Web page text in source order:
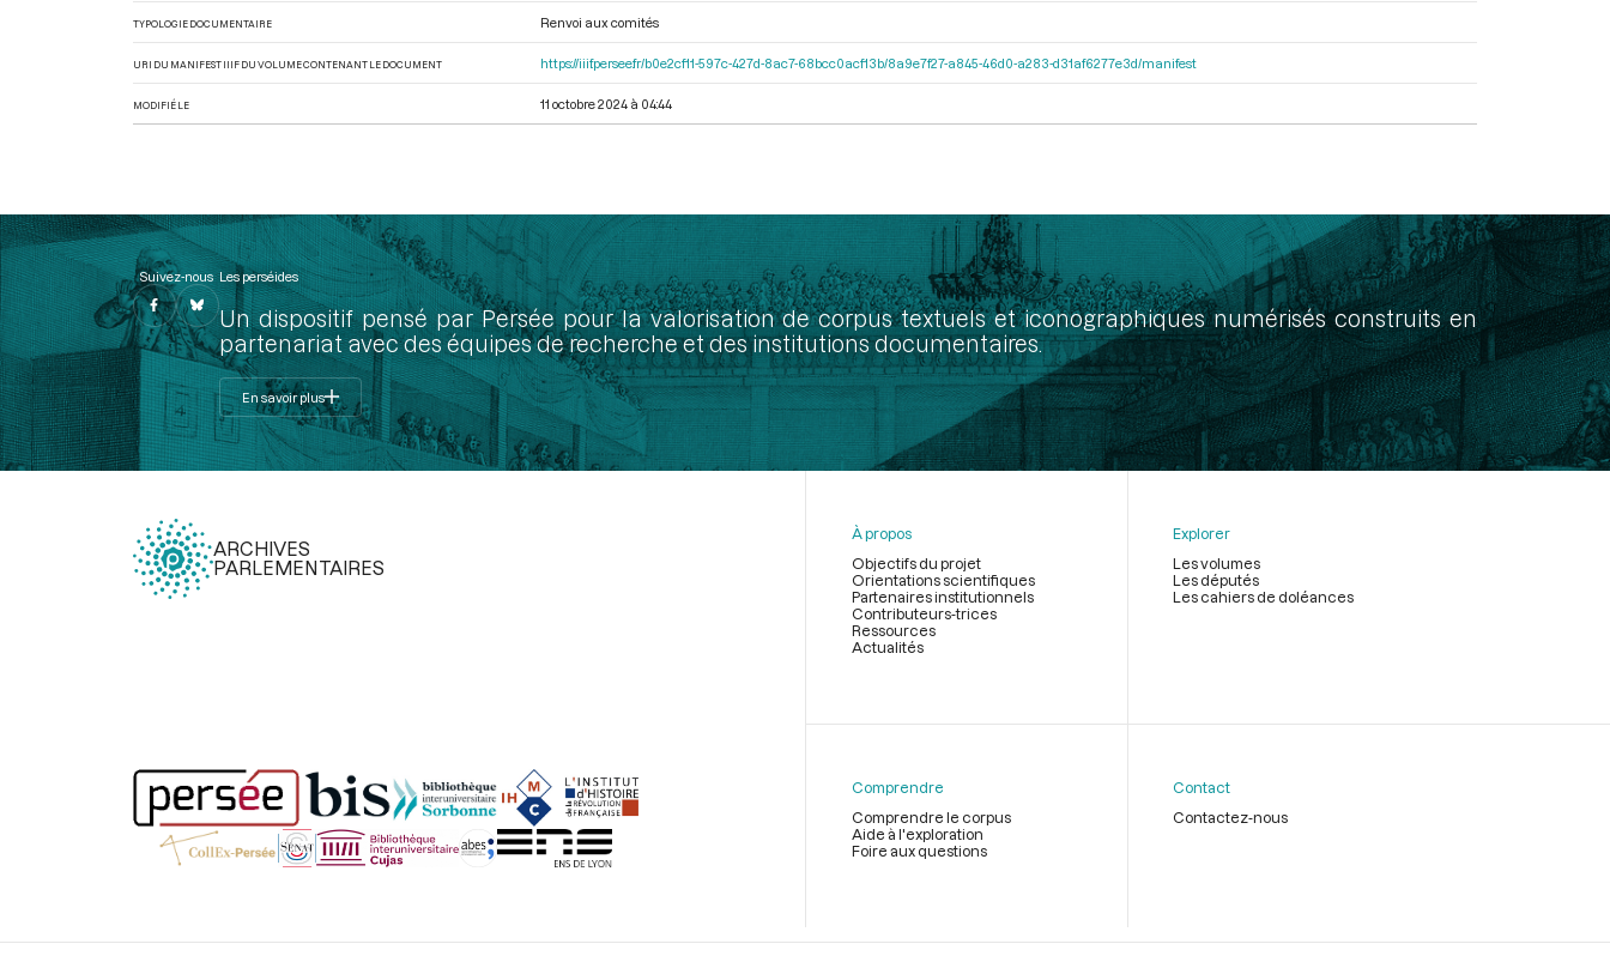
TYPOLOGIE DOCUMENTAIRE Renvoi aux comités
URI DU MANIFEST IIIF DU VOLUME CONTENANT LE DOCUMENT https://iiif.persee.fr/b0e2cf11-597c-427d-8ac7-68bcc0acf13b/8a9e7f27-a845-46d0-a283-d31af6277e3d/manifest
MODIFIÉ LE 11 octobre 2024 à 04:44
Suivez-nous Les perséides
Un dispositif pensé par Persée pour la valorisation de corpus textuels et iconographiques numérisés construits en
partenariat avec des équipes de recherche et des institutions documentaires.
En savoir plus
ARCHIVES
PARLEMENTAIRES
page
À propos
Objectifs du projet
Orientations scientifiques
Partenaires institutionnels
Contributeurs-trices
Ressources
Actualités
Explorer
Les volumes
Les députés
Les cahiers de doléances
Comprendre
Comprendre le corpus
Aide à l'exploration
Foire aux questions
Contact
Contactez-nous
Légal